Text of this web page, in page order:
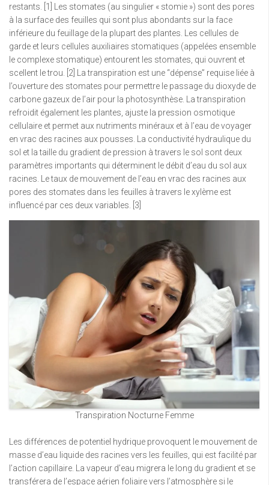
restants. [1] Les stomates (au singulier « stomie ») sont des pores
à la surface des feuilles qui sont plus abondants sur la face
inférieure du feuillage de la plupart des plantes. Les cellules de
garde et leurs cellules auxiliaires stomatiques (appelées ensemble
le complexe stomatique) entourent les stomates, qui ouvrent et
scellent le trou. [2] La transpiration est une “dépense” requise liée à
l’ouverture des stomates pour permettre le passage du dioxyde de
carbone gazeux de l’air pour la photosynthèse. La transpiration
refroidit également les plantes, ajuste la pression osmotique
cellulaire et permet aux nutriments minéraux et à l’eau de voyager
en vrac des racines aux pousses. La conductivité hydraulique du
sol et la taille du gradient de pression à travers le sol sont deux
paramètres importants qui déterminent le débit d’eau du sol aux
racines. Le taux de mouvement de l’eau en vrac des racines aux
pores des stomates dans les feuilles à travers le xylème est
influencé par ces deux variables. [3]
Transpiration Nocturne Femme
Les différences de potentiel hydrique provoquent le mouvement de
masse d’eau liquide des racines vers les feuilles, qui est facilité par
l’action capillaire. La vapeur d’eau migrera le long du gradient et se
transférera de l’espace aérien foliaire vers l’atmosphère si le